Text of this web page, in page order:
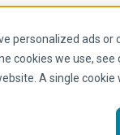
personalized ads or
cookies we use, see
A single